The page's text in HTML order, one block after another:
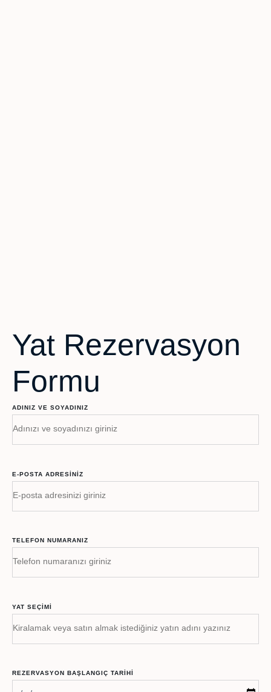
Yat Rezervasyon
Formu
ADINIZ VE SOYADINIZ
E-POSTA ADRESINIZ
TELEFON NUMARANIZ
YAT SEÇIMI
REZERVASYON BAŞLANGIÇ TARIHI